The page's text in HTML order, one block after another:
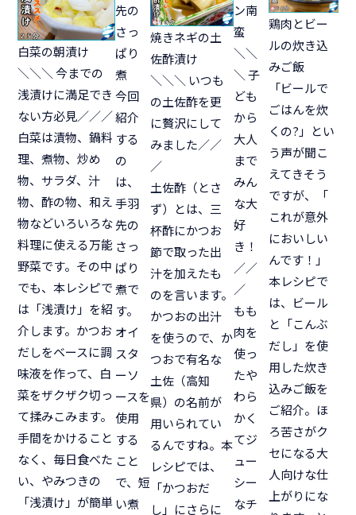
白菜の朝漬け
＼＼＼ 今までの
浅漬けに満足でき
ない方必見／／／
白菜は漬物、鍋料
理、煮物、炒め
物、サラダ、汁
物、酢の物、和え
物などいろいろな
料理に使える万能
野菜です。その中
でも、本レシピで
は「浅漬け」を紹
介します。かつお
だしをベースに調
味液を作って、白
菜をザクザク切っ
て揉みこみます。
手間をかけること
なく、毎日食べた
い、やみつきの
「浅漬け」が簡単
先の
さっ
ぱり
煮
今回
紹介
する
の
は、
手羽
先の
さっ
ぱり
煮で
す。
オイ
スタ
ーソ
ースを
使用
する
こと
で、短
い煮
焼きネギの土
佐酢漬け
＼＼＼ いつも
の土佐酢を更
に贅沢にして
みました／／
／
土佐酢（とさ
ず）とは、三
杯酢にかつお
節で取った出
汁を加えたも
のを言います。
かつおの出汁
を使うので、か
つおで有名な
土佐（高知
県）の名前が
用いられてい
るんですね。本
レシピでは、
「かつおだ
し」にさらに
ン南
蛮
＼＼
＼ 子
ども
から
大人
まで
みん
な大
好
き！
／／
／
もも
肉を
使っ
たや
わら
かく
てジ
ュー
シー
なチ
鶏肉とビー
ルの炊き込
みご飯
「ビールで
ごはんを炊
くの?」とい
う声が聞こ
えてきそう
ですが、「
これが意外
においしい
んです！」
本レシピで
は、ビール
と「こんぶ
だし」を使
用した炊き
込みご飯を
ご紹介。ほ
ろ苦さがク
セになる大
人向けな仕
上がりにな